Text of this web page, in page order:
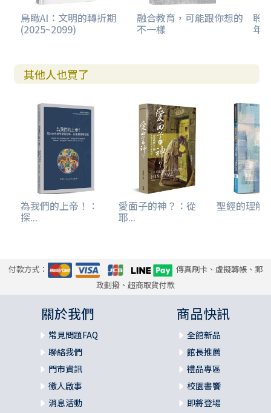
鳥瞰AI：文明的轉折期
(2025~2099)
融合教育，可能跟你想的
不一樣
聆
年
其他人也買了
為我們的上帝！：
探...
愛面子的神？：從
耶...
聖經的理解
付款方式：
傳真刷卡、虛擬轉帳、郵
政劃撥、超商取貨付款
關於我們
常見問題FAQ
聯絡我們
門市資訊
徵人啟事
消息活動
商品快訊
全館新品
館長推薦
禮品專區
校園書饗
即將登場